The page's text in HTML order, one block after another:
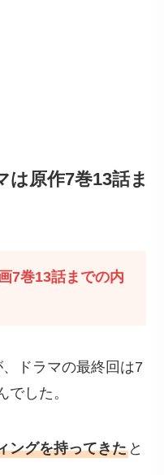
原作7巻13話ま
7巻13話までの内
ドラマの最終回は7
した。
ングを持ってきた と